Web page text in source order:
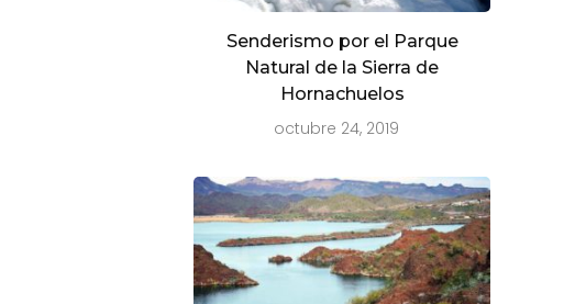
Senderismo por el Parque
Natural de la Sierra de
Hornachuelos
octubre 24, 2019